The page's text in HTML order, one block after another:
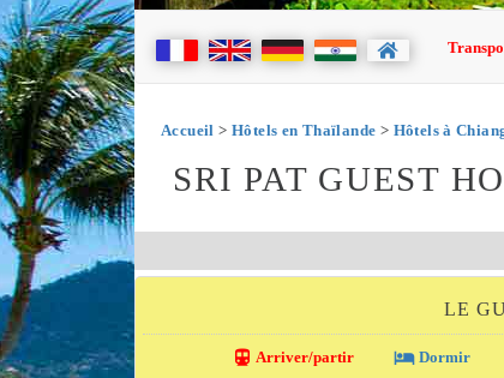
Accueil > Hôtels en Thaïlande > Hôtels à
SRI PAT GUEST
LE
directions_transit Arriver/partir local_hotel Dormir